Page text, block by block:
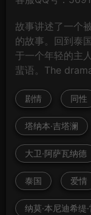
故事讲述了一个
的故事。回到泰
于一个年轻的主
蜚语。The
剧情 同性
塔纳本·吉塔澜
大卫·阿萨瓦纳德
泰国 爱情
纳莫·本尼迪希缇